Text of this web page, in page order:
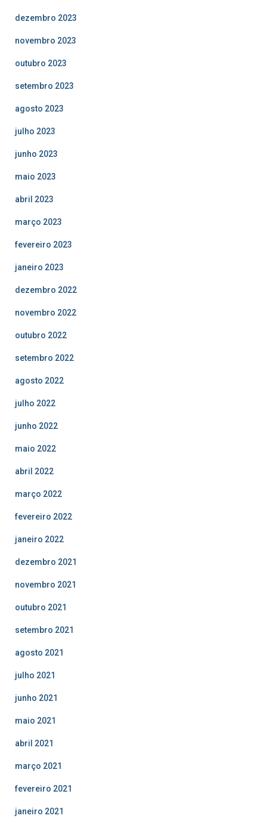
dezembro 2023
novembro 2023
outubro 2023
setembro 2023
agosto 2023
julho 2023
junho 2023
maio 2023
abril 2023
março 2023
fevereiro 2023
janeiro 2023
dezembro 2022
novembro 2022
outubro 2022
setembro 2022
agosto 2022
julho 2022
junho 2022
maio 2022
abril 2022
março 2022
fevereiro 2022
janeiro 2022
dezembro 2021
novembro 2021
outubro 2021
setembro 2021
agosto 2021
julho 2021
junho 2021
maio 2021
abril 2021
março 2021
fevereiro 2021
janeiro 2021